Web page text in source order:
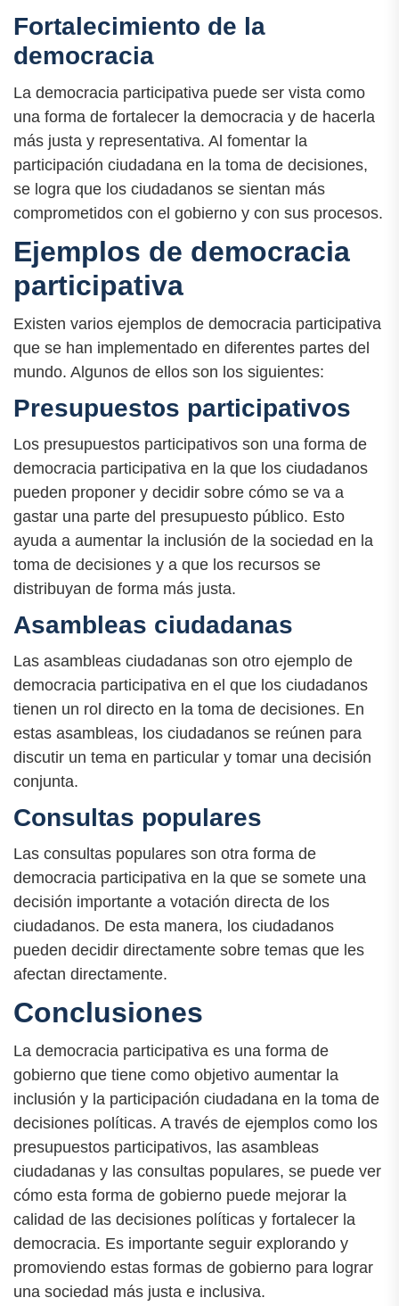
Fortalecimiento de la
democracia
La democracia participativa puede ser vista como
una forma de fortalecer la democracia y de hacerla
más justa y representativa. Al fomentar la
participación ciudadana en la toma de decisiones,
se logra que los ciudadanos se sientan más
comprometidos con el gobierno y con sus procesos.
Ejemplos de democracia
participativa
Existen varios ejemplos de democracia participativa
que se han implementado en diferentes partes del
mundo. Algunos de ellos son los siguientes:
Presupuestos participativos
Los presupuestos participativos son una forma de
democracia participativa en la que los ciudadanos
pueden proponer y decidir sobre cómo se va a
gastar una parte del presupuesto público. Esto
ayuda a aumentar la inclusión de la sociedad en la
toma de decisiones y a que los recursos se
distribuyan de forma más justa.
Asambleas ciudadanas
Las asambleas ciudadanas son otro ejemplo de
democracia participativa en el que los ciudadanos
tienen un rol directo en la toma de decisiones. En
estas asambleas, los ciudadanos se reúnen para
discutir un tema en particular y tomar una decisión
conjunta.
Consultas populares
Las consultas populares son otra forma de
democracia participativa en la que se somete una
decisión importante a votación directa de los
ciudadanos. De esta manera, los ciudadanos
pueden decidir directamente sobre temas que les
afectan directamente.
Conclusiones
La democracia participativa es una forma de
gobierno que tiene como objetivo aumentar la
inclusión y la participación ciudadana en la toma de
decisiones políticas. A través de ejemplos como los
presupuestos participativos, las asambleas
ciudadanas y las consultas populares, se puede ver
cómo esta forma de gobierno puede mejorar la
calidad de las decisiones políticas y fortalecer la
democracia. Es importante seguir explorando y
promoviendo estas formas de gobierno para lograr
una sociedad más justa e inclusiva.